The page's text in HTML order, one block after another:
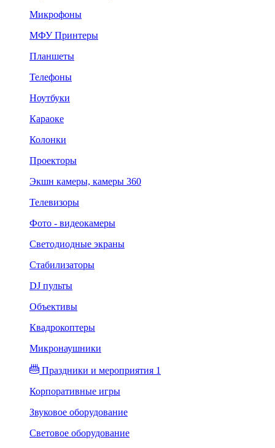
Микрофоны
МФУ Принтеры
Планшеты
Телефоны
Ноутбуки
Караоке
Колонки
Проекторы
Экшн камеры, камеры 360
Телевизоры
Фото - видеокамеры
Светодиодные экраны
Стабилизаторы
DJ пульты
Объективы
Квадрокоптеры
Микронаушники
Праздники и мероприятия 1
Корпоративные игры
Звуковое оборудование
Световое оборудование